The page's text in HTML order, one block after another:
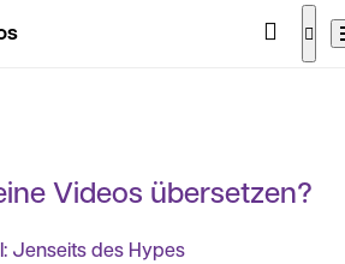
Videos übersetzen?
Jenseits des Hypes